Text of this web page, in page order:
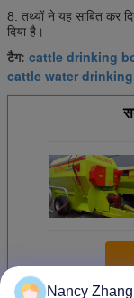
8. तथ्यों ने यह साबित कर
दिया है।
टैग: cattle drinking
cattle water
Nancy Zhang